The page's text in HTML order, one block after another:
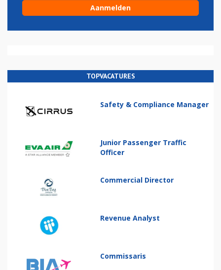
TOPVACATURES
Safety & Compliance Manager
Junior Passenger Traffic
Officer
Commercial Director
Revenue Analyst
Commissaris